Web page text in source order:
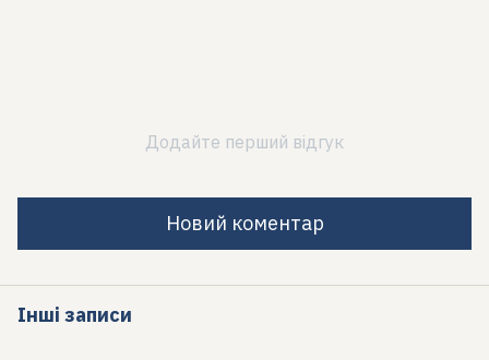
Додайте перший відгук
Новий коментар
Інші записи